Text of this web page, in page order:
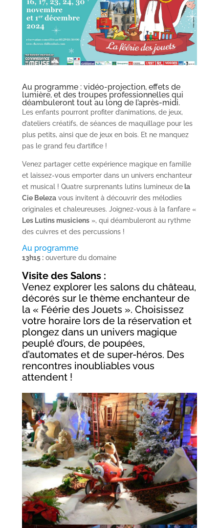
Au programme : vidéo-projection, effets de
lumière, et des troupes professionnelles qui
déambuleront tout au long de l’après-midi.
Les enfants pourront profiter d’animations, de jeux,
d’ateliers créatifs, de séances de maquillage pour les
plus petits, ainsi que de jeux en bois. Et ne manquez
pas le grand feu d’artifice !
Venez partager cette expérience magique en famille
et laissez-vous emporter dans un univers enchanteur
et musical ! Quatre surprenants lutins lumineux dela
Cie Belezavous invitent à découvrir des mélodies
originales et chaleureuses. Joignez-vous à la fanfare «
Les Lutins musiciens», qui déambuleront au rythme
des cuivres et des percussions !
Au programme
13h15 :ouverture du domaine
Visite des Salons :
Venez explorer les salons du château,
décorés sur le thème enchanteur de
la « Féérie des Jouets ». Choisissez
votre horaire lors de la réservation et
plongez dans un univers magique
peuplé d’ours, de poupées,
d’automates et de super-héros. Des
rencontres inoubliables vous
attendent !